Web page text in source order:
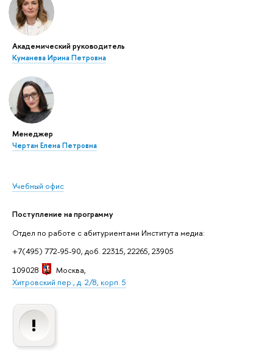
Академический руководитель
Куманева Ирина Петровна
Менеджер
Чертан Елена Петровна
Учебный офис
Поступление на программу
Отдел по работе с абитуриентами Института медиа:
+7(495) 772-95-90, доб. 22315, 22265, 23905
109028
Москва,
Хитровский пер., д. 2/8, корп. 5